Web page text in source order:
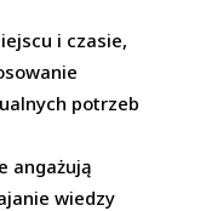
i czasie,
potrzeb
angażują
wiedzy